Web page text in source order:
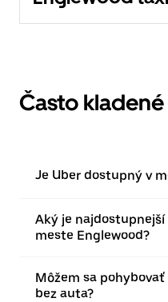
Často
Je Uber dostupný v
Aký je
meste Englewood?
Môžem sa
bez auta?